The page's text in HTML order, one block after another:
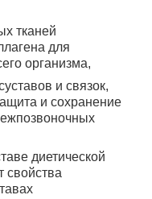
тканей
для
организма,
и связок,
и сохранение
диетической
свойства